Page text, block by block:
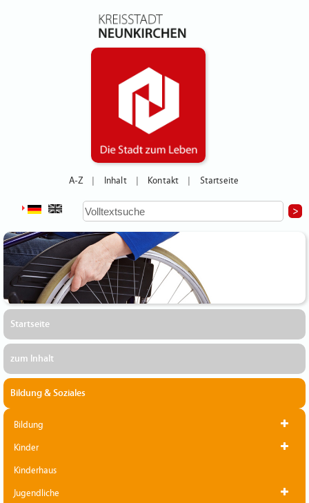
A-Z Inhalt Kontakt Startseite
Startseite
zum Inhalt
Bildung & Soziales
Bildung
Kinder
Kinderhaus
Jugendliche